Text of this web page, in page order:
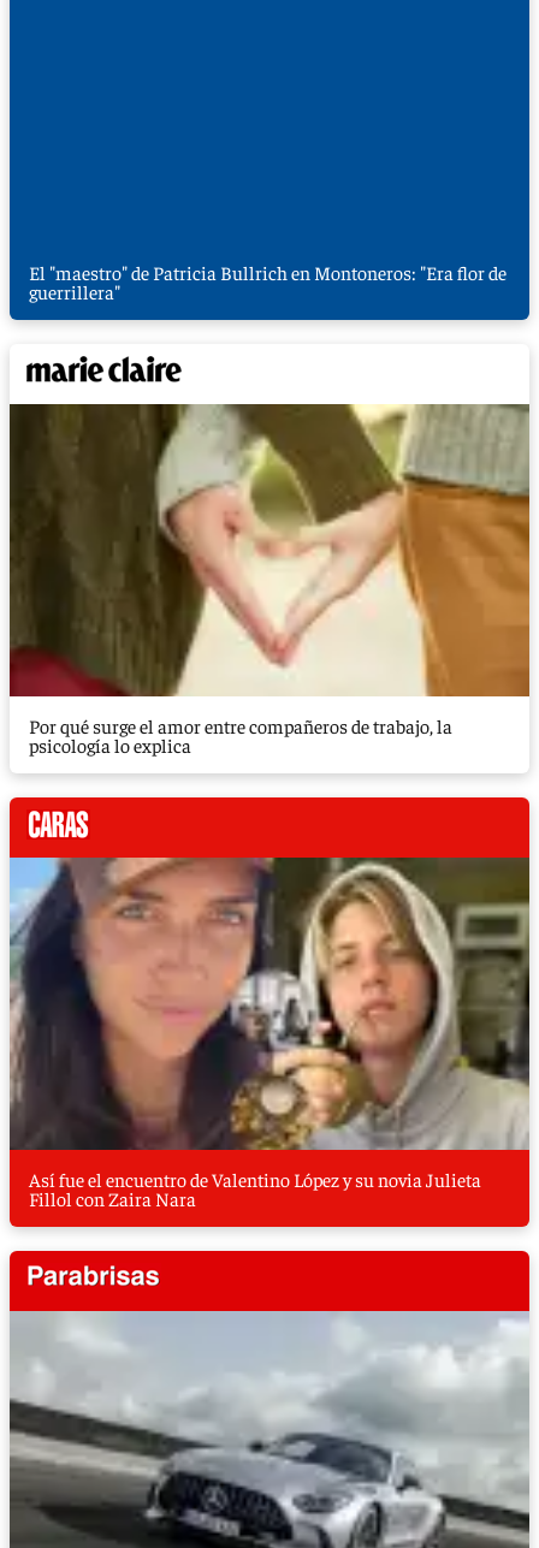
El "maestro" de Patricia Bullrich en Montoneros: "Era flor de
guerrillera"
Por qué surge el amor entre compañeros de trabajo, la
psicología lo explica
Así fue el encuentro de Valentino López y su novia Julieta
Fillol con Zaira Nara